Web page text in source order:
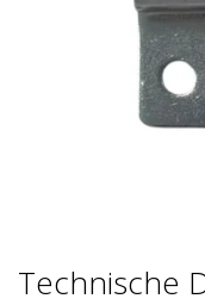
Technische